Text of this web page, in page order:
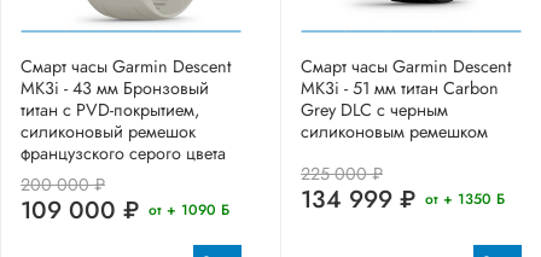
Смарт часы Garmin Descent
MK3i - 43 мм Бронзовый
титан с PVD-покрытием,
силиконовый ремешок
французского серого цвета
200 000 ₽
109 000 ₽ от + 1090 Б
Смарт часы Garmin Descent
MK3i - 51 мм титан Carbon
Grey DLC с черным
силиконовым ремешком
225 000 ₽
134 999 ₽ от + 1350 Б